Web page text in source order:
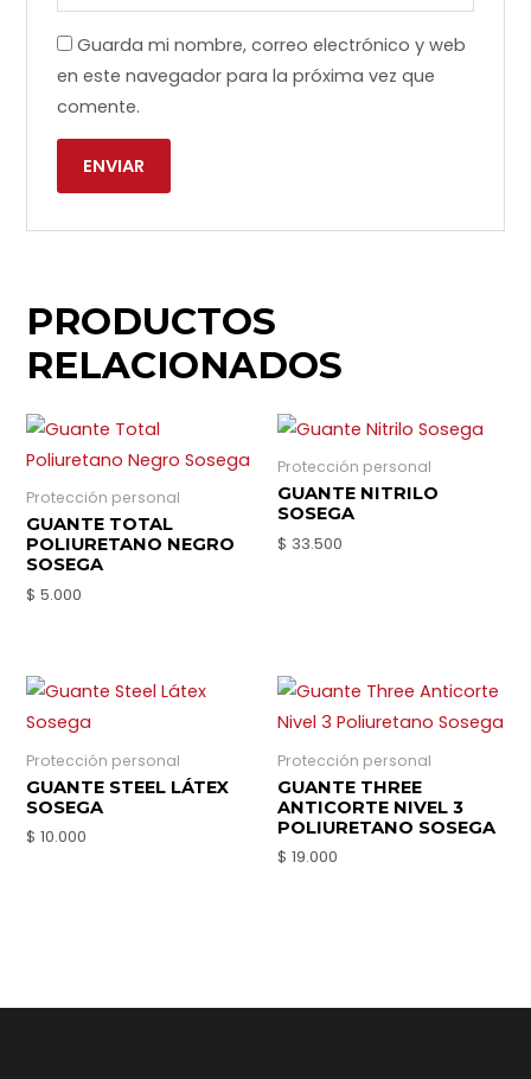
Guarda mi nombre, correo electrónico y web
en este navegador para la próxima vez que
comente.
PRODUCTOS
RELACIONADOS
Protección personal
GUANTE TOTAL
POLIURETANO NEGRO
SOSEGA
$ 5.000
Protección personal
GUANTE NITRILO
SOSEGA
$ 33.500
Protección personal
GUANTE STEEL LÁTEX
SOSEGA
$ 10.000
Protección personal
GUANTE THREE
ANTICORTE NIVEL 3
POLIURETANO SOSEGA
$ 19.000